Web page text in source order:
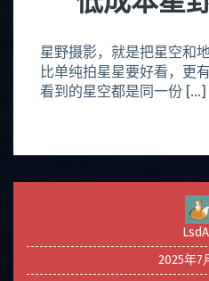
星野摄影，就是把星空和
比单纯拍星星要好看，更
看到的星空都是同一份 […]
2025年7